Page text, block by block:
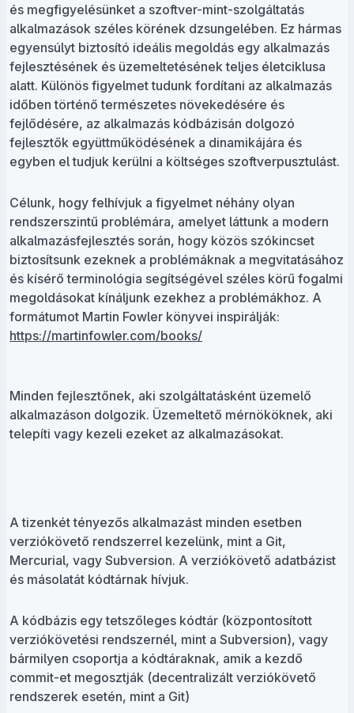
és megfigyelésünket a szoftver-mint-szolgáltatás
alkalmazások széles körének dzsungelében. Ez hármas
egyensúlyt biztosító ideális megoldás egy alkalmazás
fejlesztésének és üzemeltetésének teljes életciklusa
alatt. Különös figyelmet tudunk fordítani az alkalmazás
időben történő természetes növekedésére és
fejlődésére, az alkalmazás kódbázisán dolgozó
fejlesztők együttműködésének a dinamikájára és
egyben el tudjuk kerülni a költséges szoftverpusztulást.
Célunk, hogy felhívjuk a figyelmet néhány olyan
rendszerszintű problémára, amelyet láttunk a modern
alkalmazásfejlesztés során, hogy közös szókincset
biztosítsunk ezeknek a problémáknak a megvitatásához
és kísérő terminológia segítségével széles körű fogalmi
megoldásokat kínáljunk ezekhez a problémákhoz. A
formátumot Martin Fowler könyvei inspirálják:
https://martinfowler.com/books/
Minden fejlesztőnek, aki szolgáltatásként üzemelő
alkalmazáson dolgozik. Üzemeltető mérnököknek, aki
telepíti vagy kezeli ezeket az alkalmazásokat.
A tizenkét tényezős alkalmazást minden esetben
verziókövető rendszerrel kezelünk, mint a Git,
Mercurial, vagy Subversion. A verziókövető adatbázist
és másolatát kódtárnak hívjuk.
A kódbázis egy tetszőleges kódtár (központosított
verziókövetési rendszernél, mint a Subversion), vagy
bármilyen csoportja a kódtáraknak, amik a kezdő
commit-et megosztják (decentralizált verziókövető
rendszerek esetén, mint a Git)